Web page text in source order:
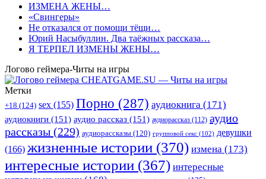
ИЗМЕНА ЖЕНЫ…
«Свингеры»
Не отказался от помощи тёщи…
Юрий Насыбуллин. Два таёжных рассказа…
Я ТЕРПЕЛ ИЗМЕНЫ ЖЕНЫ…
Логово геймера-Читы на игры
Метки
+18 (124) sex (155) Порно (287) аудиокнига (171)
аудиокниги (151) аудио рассказ (151) аудиорассказ (112) аудио
рассказы (229) аудиорассказы (120) групповой секс (102) девушки
(166) жизненные истории (370) измена (173)
интересные истории (367) интересные